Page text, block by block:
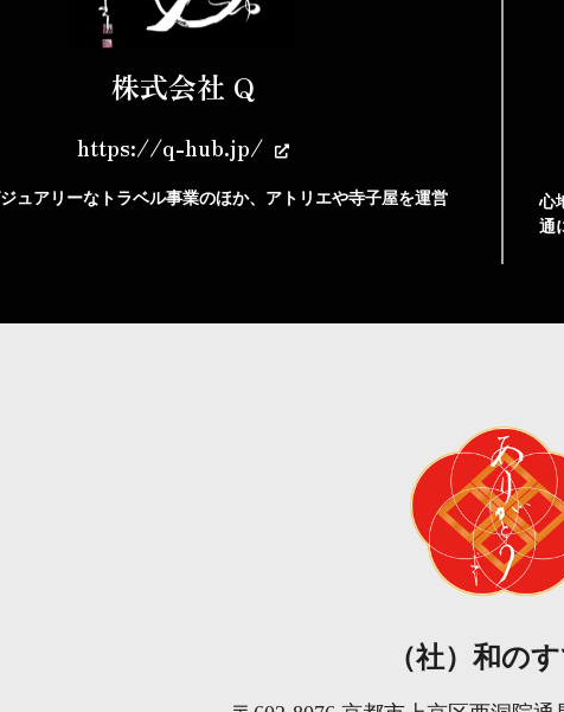
株式会社 Q
https://q-hub.jp/
ュアリーなトラベル事業のほか、アトリエや寺子屋を運営
心
通
（社）和の